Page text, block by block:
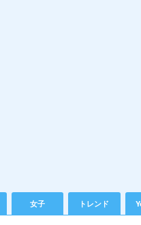
女子 トレンド